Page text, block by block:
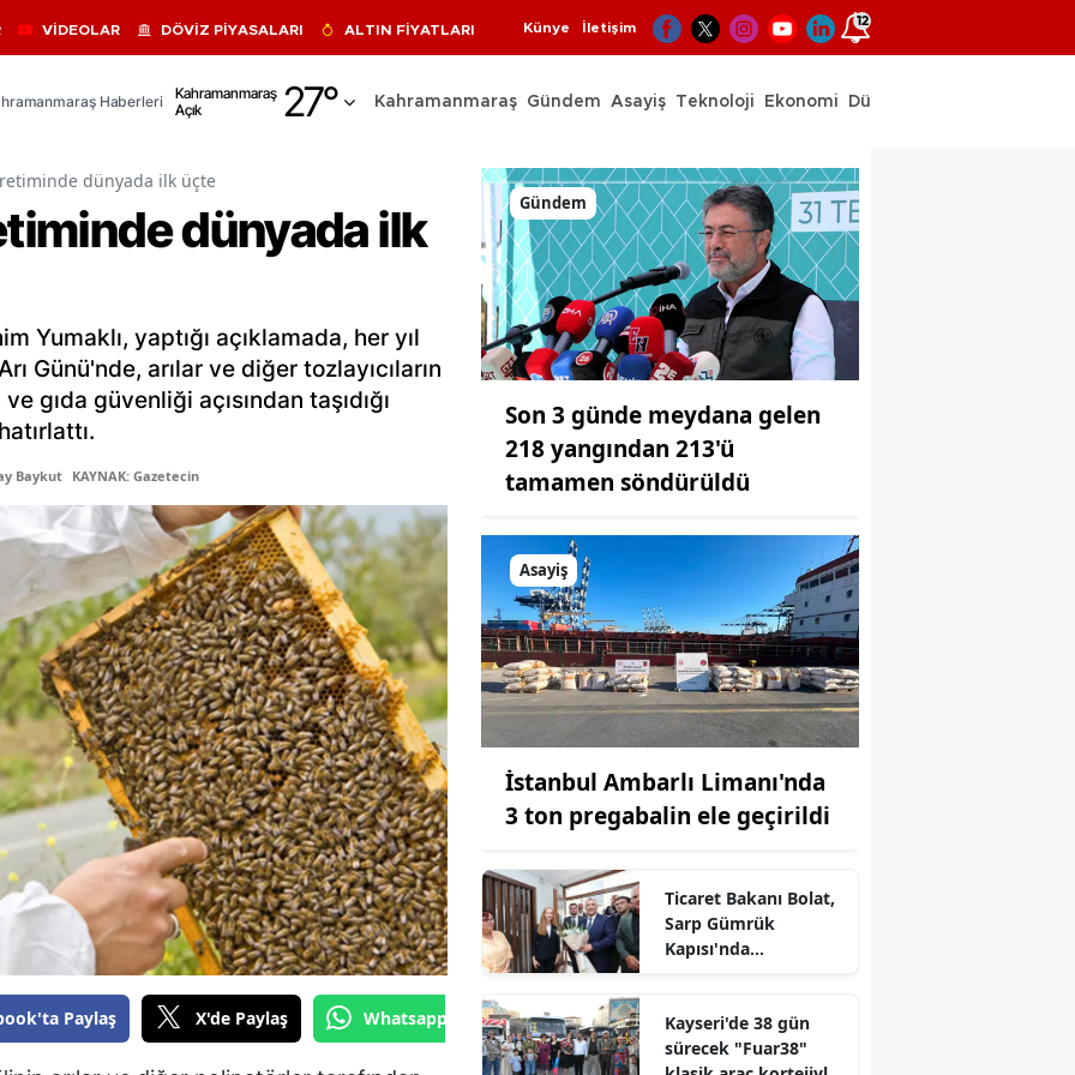
VİDEOLAR DÖVİZ PİYASALARI ALTIN FİYATLARI Künye İletişim 12
Haberleri
Kahramanmaraş
Açık
27°
Adıyaman
Afyonkarahisar
Ağrı
Antalya
Artvin
Balıkesir
Bilecik
Bingöl
Bitlis
Bolu
Burdur
Bursa
Çanakkale
Çankırı
Çorum
Denizli
Kahramanmaraş Gündem Asayiş Teknoloji Ekonomi Dünya
dünyada ilk üçte
dünyada ilk
Yumaklı, yaptığı açıklamada, her yıl
Günü'nde, arılar ve diğer tozlayıcıların
gıda güvenliği açısından taşıdığı
Baykut KAYNAK: Gazetecin
Paylaş X'de Paylaş Whatsapp'tan Gönder
Gündem
Son 3 günde meydana gelen
218 yangından 213'ü
tamamen söndürüldü
Asayiş
İstanbul Ambarlı Limanı'nda
3 ton pregabalin ele geçirildi
Ticaret Bakanı Bolat,
Sarp Gümrük
Kapısı'nda
Kayseri'de 38 gün
sürecek "Fuar38"